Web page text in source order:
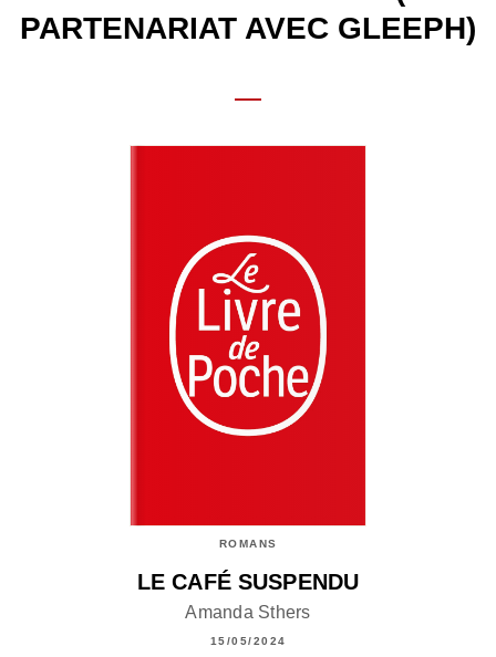
PARTENARIAT AVEC GLEEPH)
ROMANS
LE CAFÉ SUSPENDU
Amanda Sthers
15/05/2024